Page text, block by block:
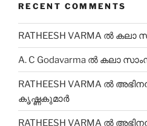
RECENT COMMENTS
RATHEESH VARMA ല്‍ കലാ
A. C Godavarma ല്‍ കലാ
RATHEESH VARMA ല്‍
കൃഷ്ണകുമാർ
RATHEESH VARMA ല്‍